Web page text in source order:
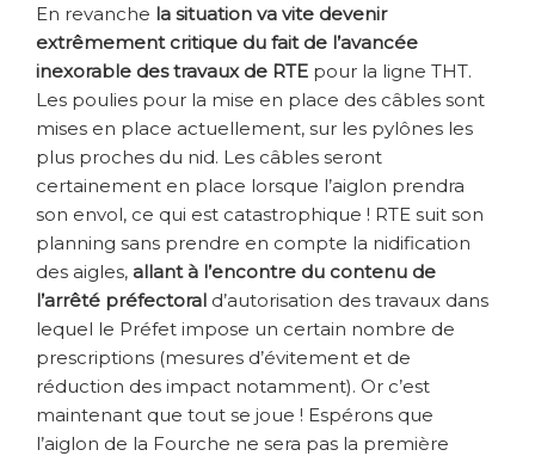
En revanche la situation va vite devenir
extrêmement critique du fait de l’avancée
inexorable des travaux de RTE pour la ligne THT.
Les poulies pour la mise en place des câbles sont
mises en place actuellement, sur les pylônes les
plus proches du nid. Les câbles seront
certainement en place lorsque l’aiglon prendra
son envol, ce qui est catastrophique ! RTE suit son
planning sans prendre en compte la nidification
des aigles, allant à l’encontre du contenu de
l’arrêté préfectoral d’autorisation des travaux dans
lequel le Préfet impose un certain nombre de
prescriptions (mesures d’évitement et de
réduction des impact notamment). Or c’est
maintenant que tout se joue ! Espérons que
l’aiglon de la Fourche ne sera pas la première